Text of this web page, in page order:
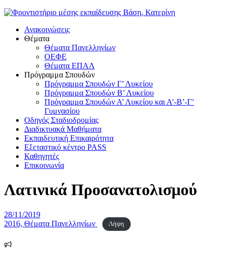
Ανακοινώσεις
Θέματα
Θέματα Πανελληνίων
ΟΕΦΕ
Θέματα ΕΠΑΛ
Πρόγραμμα Σπουδών
Πρόγραμμα Σπουδών Γ’ Λυκείου
Πρόγραμμα Σπουδών Β’ Λυκείου
Πρόγραμμα Σπουδών Α’ Λυκείου και Α’-Β’-Γ’
Γυμνασίου
Οδηγός Σταδιοδρομίας
Διαδικτυακά Μαθήματα
Εκπαιδευτική Επικαιρότητα
Εξεταστικό κέντρο PASS
Καθηγητές
Επικοινωνία
Λατινικά Προσανατολισμού
Δημοσιεύτηκε
την
28/11/2019
2016, Θέματα Πανελληνίων
Λήψη